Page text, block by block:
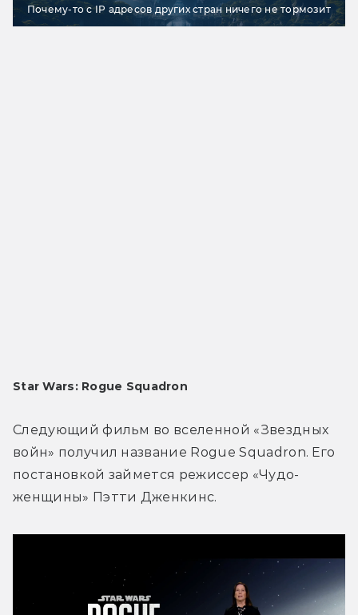
Почему-то с IP адресов других стран ничего не тормозит
Star Wars: Rogue Squadron
Следующий фильм во вселенной «Звездных
войн» получил название Rogue Squadron. Его
постановкой займется режиссер «Чудо-
женщины» Пэтти Дженкинс.